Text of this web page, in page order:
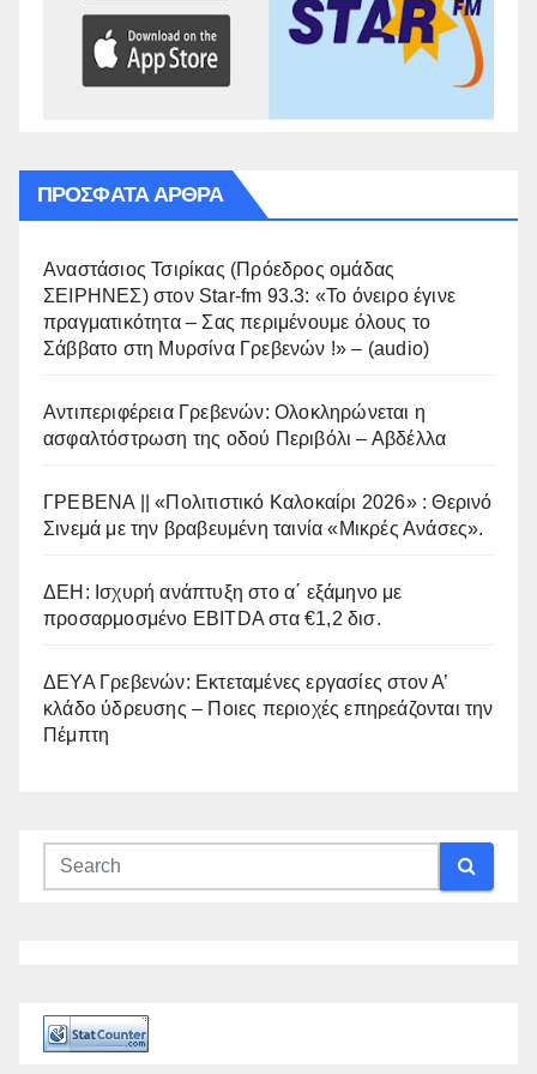
ΠΡΌΣΦΑΤΑ ΆΡΘΡΑ
Αναστάσιος Τσιρίκας (Πρόεδρος ομάδας
ΣΕΙΡΗΝΕΣ) στον Star-fm 93.3: «Το όνειρο έγινε
πραγματικότητα – Σας περιμένουμε όλους το
Σάββατο στη Μυρσίνα Γρεβενών !» – (audio)
Αντιπεριφέρεια Γρεβενών: Ολοκληρώνεται η
ασφαλτόστρωση της οδού Περιβόλι – Αβδέλλα
ΓΡΕΒΕΝΑ || «Πολιτιστικό Καλοκαίρι 2026» : Θερινό
Σινεμά με την βραβευμένη ταινία «Μικρές Ανάσες».
ΔΕΗ: Ισχυρή ανάπτυξη στο α΄ εξάμηνο με
προσαρμοσμένο EBITDA στα €1,2 δισ.
ΔΕΥΑ Γρεβενών: Εκτεταμένες εργασίες στον Α’
κλάδο ύδρευσης – Ποιες περιοχές επηρεάζονται την
Πέμπτη